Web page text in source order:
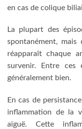
en cas de colique
La plupart des
spontanément,
réapparaît chaque
survenir. Entre ces
généralement bien.
En cas de
inflammation de la
aiguë. Cette